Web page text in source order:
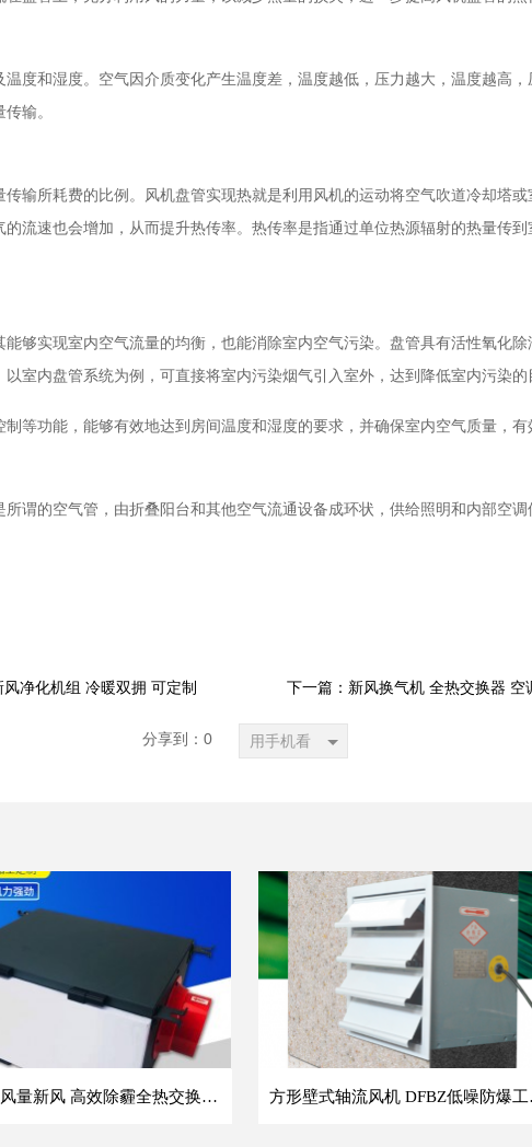
度和湿度。空气因介质变化产生温度差，温度越低，压力越大，温度越高
输。
输所耗费的比例。风机盘管实现热就是利用风机的运动将空气吹道冷却塔
流速也会增加，从而提升热传率。热传率是指通过单位热源辐射的热量传
够实现室内空气流量的均衡，也能消除室内空气污染。盘管具有活性氧化
室内盘管系统为例，可直接将室内污染烟气引入室外，达到降低室内污染的
等功能，能够有效地达到房间温度和湿度的要求，并确保室内空气质量，
谓的空气管，由折叠阳台和其他空气流通设备成环状，供给照明和内部空调
净化机组 冷暖双拥 可定制 下一篇：新风换气机 全热交换器
分享到： 0 用手机看
单向流大风量新风 高效除霾全热交换新风机空气净化 方形壁